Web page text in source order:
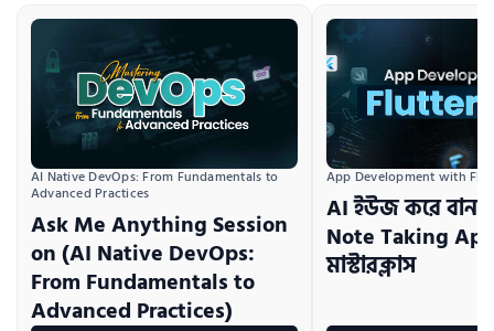
AI Native DevOps: From Fundamentals to
Advanced Practices
Ask Me Anything Session
on (AI Native DevOps:
From Fundamentals to
Advanced Practices)
App Development with
AI ইউজ করে
Note Taking
মাস্টারক্লাস